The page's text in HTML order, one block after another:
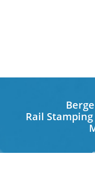
Rail